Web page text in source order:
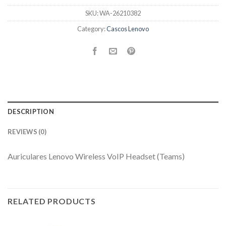
SKU:WA-26210382
Category:Cascos Lenovo
DESCRIPTION
REVIEWS (0)
Auriculares Lenovo Wireless VoIP Headset (Teams)
RELATED PRODUCTS